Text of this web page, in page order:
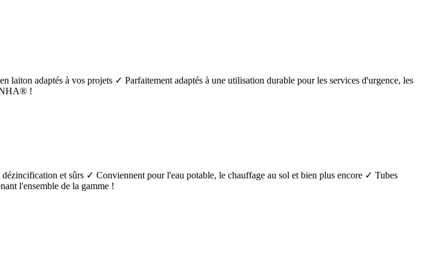
laiton adaptés à vos projets ✓ Parfaitement adaptés à une utilisation durable pour les services d'urgence, les
!
et sûrs ✓ Conviennent pour l'eau potable, le chauffage au sol et bien plus encore ✓ Tubes
l'ensemble de la gamme !